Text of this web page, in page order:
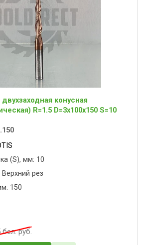
конусная
R=1.5 D=3x100x150 S=10
(S), мм: 10
рез
150
бел. руб.